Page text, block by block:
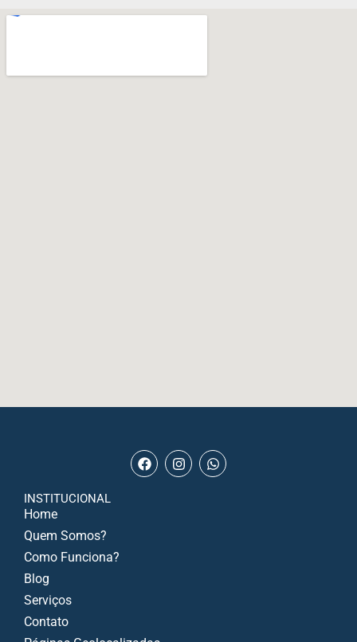
INSTITUCIONAL
Home
Quem Somos?
Como Funciona?
Blog
Serviços
Contato